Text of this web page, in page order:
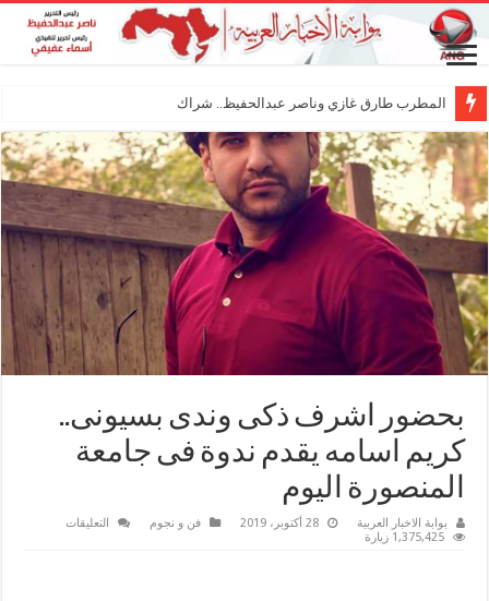
المطرب طارق غازي وناصر عبدالحفيظ.. شراكة فنية ترس
بحضور اشرف ذكى وندى بسيونى..
كريم اسامه يقدم ندوة فى جامعة
المنصورة اليوم
بوابة الاخبار العربية 28 أكتوبر، 2019 فن و نجوم التعليقات
1,375,425 زيارة